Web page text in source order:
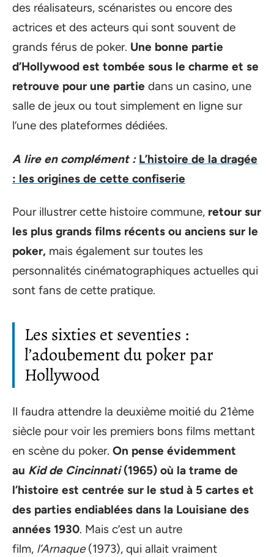
des réalisateurs, scénaristes ou encore des
actrices et des acteurs qui sont souvent de
grands férus de poker. Une bonne partie
d’Hollywood est tombée sous le charme et se
retrouve pour une partie dans un casino, une
salle de jeux ou tout simplement en ligne sur
l’une des plateformes dédiées.
A lire en complément : L’histoire de la dragée
: les origines de cette confiserie
Pour illustrer cette histoire commune, retour sur
les plus grands films récents ou anciens sur le
poker, mais également sur toutes les
personnalités cinématographiques actuelles qui
sont fans de cette pratique.
Les sixties et seventies :
l’adoubement du poker par
Hollywood
Il faudra attendre la deuxième moitié du 21ème
siècle pour voir les premiers bons films mettant
en scène du poker. On pense évidemment
au Kid de Cincinnati(1965) où la trame de
l’histoire est centrée sur le stud à 5 cartes et
des parties endiablées dans la Louisiane des
années 1930. Mais c’est un autre
film, l’Arnaque(1973), qui allait vraiment